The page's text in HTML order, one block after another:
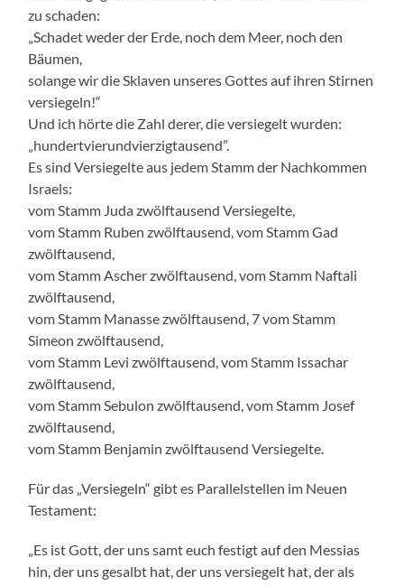
zu schaden:
„Schadet weder der Erde, noch dem Meer, noch den
Bäumen,
solange wir die Sklaven unseres Gottes auf ihren Stirnen
versiegeln!“
Und ich hörte die Zahl derer, die versiegelt wurden:
„hundertvierundvierzigtausend”.
Es sind Versiegelte aus jedem Stamm der Nachkommen
Israels:
vom Stamm Juda zwölftausend Versiegelte,
vom Stamm Ruben zwölftausend, vom Stamm Gad
zwölftausend,
vom Stamm Ascher zwölftausend, vom Stamm Naftali
zwölftausend,
vom Stamm Manasse zwölftausend, 7 vom Stamm
Simeon zwölftausend,
vom Stamm Levi zwölftausend, vom Stamm Issachar
zwölftausend,
vom Stamm Sebulon zwölftausend, vom Stamm Josef
zwölftausend,
vom Stamm Benjamin zwölftausend Versiegelte.
Für das „Versiegeln“ gibt es Parallelstellen im Neuen
Testament:
„Es ist Gott, der uns samt euch festigt auf den Messias
hin, der uns gesalbt hat, der uns versiegelt hat, der als